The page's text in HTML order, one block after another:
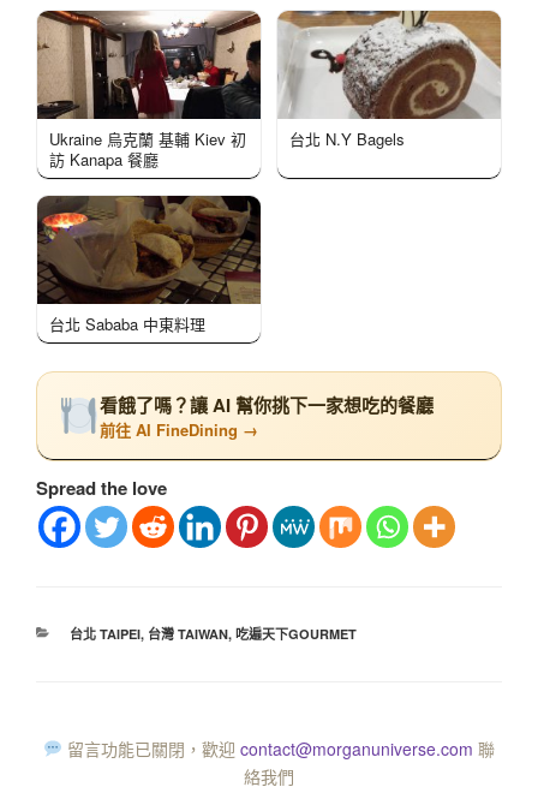
Ukraine 烏克蘭 基輔 Kiev 初
訪 Kanapa 餐廳
台北 N.Y Bagels
台北 Sababa 中東料理
看餓了嗎？讓 AI 幫你挑下一家想吃的餐廳
前往 AI FineDining →
Spread the love
台北 TAIPEI, 台灣 TAIWAN, 吃遍天下GOURMET
留言功能已關閉，歡迎 contact@morganuniverse.com 聯
絡我們